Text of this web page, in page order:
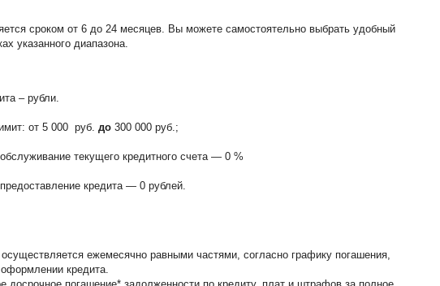
сроком от 6 до 24 месяцев. Вы можете самостоятельно выбрать удобный
указанного диапазона.
– рубли.
от 5 000 руб. до 300 000 руб.;
текущего кредитного счета — 0 %
кредита — 0 рублей.
ежемесячно равными частями, согласно графику погашения,
кредита.